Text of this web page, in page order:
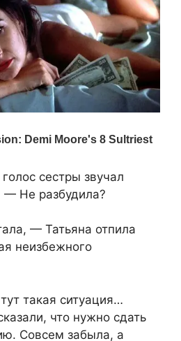
сестры звучал
— Не разбудила?
— Татьяна отпила
неизбежного
такая ситуация…
что нужно сдать
Совсем забыла, а